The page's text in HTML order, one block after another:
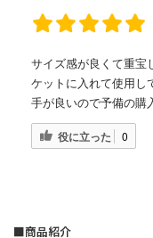
サイズ感が良くて重宝
ケットに入れて使用し
手が良いので予備の購
役に立った 0
■商品紹介